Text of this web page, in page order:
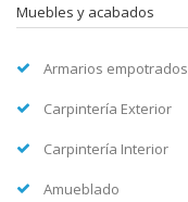
Muebles y acabados
Armarios empotrados
Carpintería Exterior
Carpintería Interior
Amueblado